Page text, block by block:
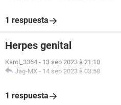
1 respuesta
Herpes genital
Karol_3364 - 13 sep 2023 à 21:10
Jag-MX - 14 sep 2023 à 03:58
1 respuesta